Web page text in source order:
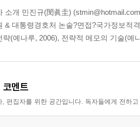
을 죽이는 대기업의 기업문화 …82
비전과 사업의 정돈
전략의 부재로 신사업마다 실패 …99
니스로 세계를 제패하다 …104
이 없는 대기업 광고전략 …109
소개 민진규(閔眞圭)
& 대통령경호처 논술?면접?국가정보적
략(예나루, 2006), 전략적 메모의 기술(예
코멘트
, 편집자를 위한 공간입니다. 독자들에게 전하